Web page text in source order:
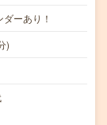
ーあり！
)